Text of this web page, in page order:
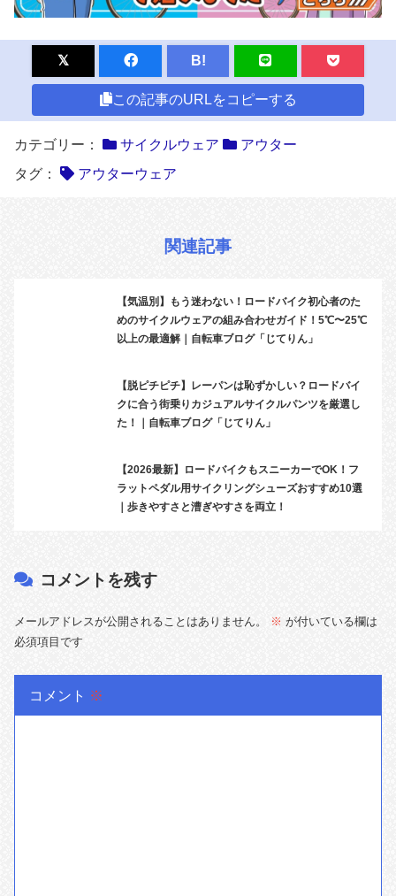
B!
この記事のURLをコピーする
カテゴリー： サイクルウェア
アウター
タグ：
アウターウェア
関連記事
【気温別】もう迷わない！ロードバイク初心者のた
めのサイクルウェアの組み合わせガイド！5℃〜25℃
以上の最適解｜自転車ブログ「じてりん」
【脱ピチピチ】レーパンは恥ずかしい？ロードバイ
クに合う街乗りカジュアルサイクルパンツを厳選し
た！｜自転車ブログ「じてりん」
【2026最新】ロードバイクもスニーカーでOK！フ
ラットペダル用サイクリングシューズおすすめ10選
｜歩きやすさと漕ぎやすさを両立！
コメントを残す
メールアドレスが公開されることはありません。 ※ が付いている欄は
必須項目です
コメント ※